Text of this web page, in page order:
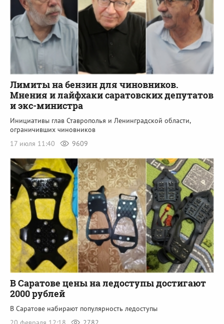
Лимиты на бензин для чиновников.
Мнения и лайфхаки саратовских депутатов
и экс-министра
Инициативы глав Ставрополья и Ленинградской области,
ограничивших чиновников
17 июля 11:40
9609
В Саратове цены на ледоступы достигают
2000 рублей
В Саратове набирают популярность ледоступы